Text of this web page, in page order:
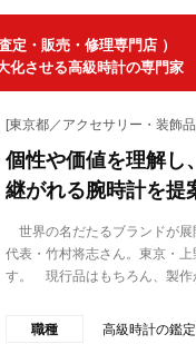
定・販売・修理専門店 ）
化させる高級時計の専門家
[東京都／アクセサリー・装飾
個性や価値を理解し
継がれる腕時計を提
世界の名だたるブランドが展
代表・竹村将志さん。東京・
す。 現行品はもちろん、製作
職種 高級時計の鑑